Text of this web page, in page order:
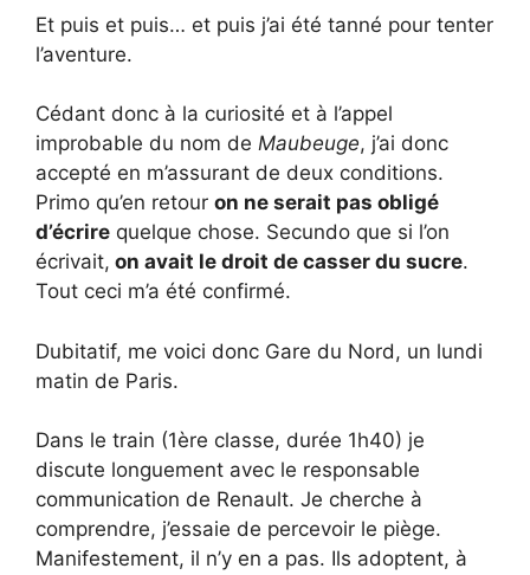
Et puis et puis… et puis j’ai été tanné pour tenter
l’aventure.
Cédant donc à la curiosité et à l’appel
improbable du nom de Maubeuge, j’ai donc
accepté en m’assurant de deux conditions.
Primo qu’en retour on ne serait pas obligé
d’écrire quelque chose. Secundo que si l’on
écrivait, on avait le droit de casser du sucre.
Tout ceci m’a été confirmé.
Dubitatif, me voici donc Gare du Nord, un lundi
matin de Paris.
Dans le train (1ère classe, durée 1h40) je
discute longuement avec le responsable
communication de Renault. Je cherche à
comprendre, j’essaie de percevoir le piège.
Manifestement, il n’y en a pas. Ils adoptent, à